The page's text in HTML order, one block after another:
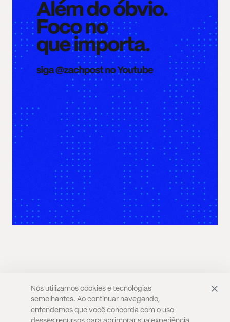
CULTURA SÃO PAULO PODER
PODCASTS
PERSPECTIVAS
SELF & LIFESTYLE QUEM SOMOS
Nós utilizamos cookies e tecnologias
semelhantes. Ao continuar navegando,
entendemos que você concorda com o uso